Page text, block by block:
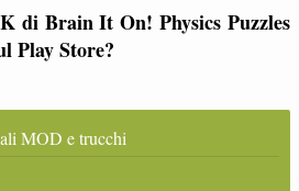
di Brain It On! Physics Puzzles
Play Store?
MOD e trucchi